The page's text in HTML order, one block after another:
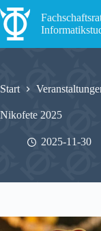
Zum
Inhalt
springen
Start
Nikofete 2025
2025-11-30